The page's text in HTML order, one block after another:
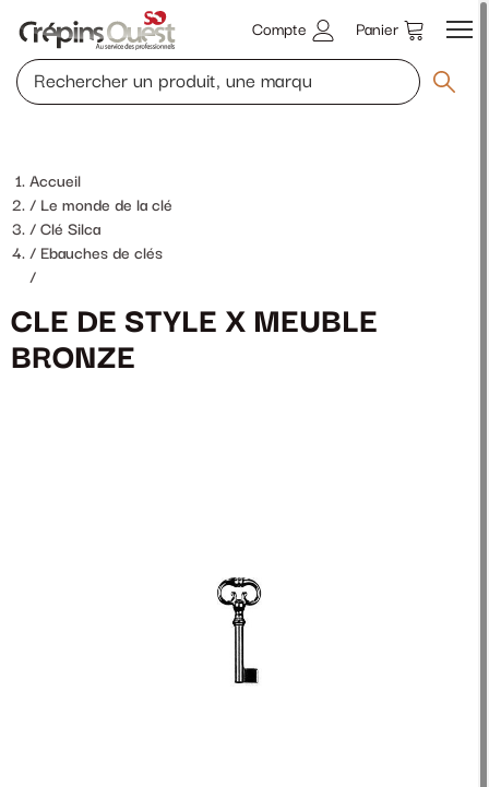
Compte Panier
Accueil
Le monde de la clé
Clé Silca
Ebauches de clés
/
CLE DE STYLE X MEUBLE
BRONZE